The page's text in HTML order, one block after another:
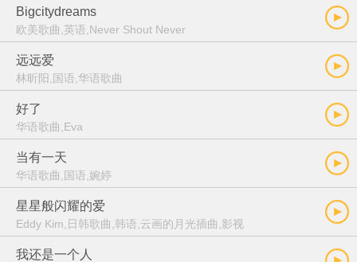
Bigcitydreams
欧美歌曲,英语,Never Shout Never
远远爱
林昕阳,国语,华语歌曲
好了
华语歌曲,Eva
当有一天
华语歌曲,国语,婉婷
星星般闪耀的爱
Eddy Kim,日韩歌曲,韩语,云画的月光插曲,影视
我还是一个人